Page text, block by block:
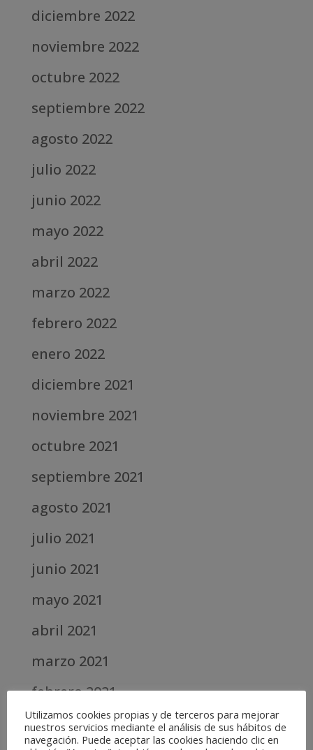
diciembre 2022
noviembre 2022
octubre 2022
septiembre 2022
agosto 2022
julio 2022
junio 2022
mayo 2022
abril 2022
marzo 2022
febrero 2022
enero 2022
diciembre 2021
noviembre 2021
octubre 2021
septiembre 2021
agosto 2021
julio 2021
junio 2021
mayo 2021
abril 2021
marzo 2021
febrero 2021
diciembre 2020
Utilizamos cookies propias y de terceros para mejorar
nuestros servicios mediante el análisis de sus hábitos de
navegación. Puede aceptar las cookies haciendo clic en